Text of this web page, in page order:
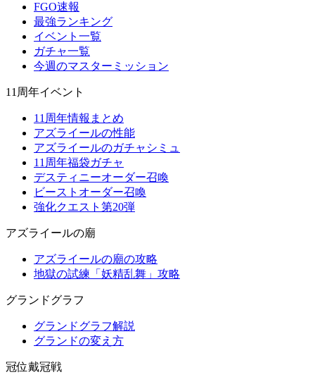
FGO速報
最強ランキング
イベント一覧
ガチャ一覧
今週のマスターミッション
11周年イベント
11周年情報まとめ
アズライールの性能
アズライールのガチャシミュ
11周年福袋ガチャ
デスティニーオーダー召喚
ビーストオーダー召喚
強化クエスト第20弾
アズライールの廟
アズライールの廟の攻略
地獄の試練「妖精乱舞」攻略
グランドグラフ
グランドグラフ解説
グランドの変え方
冠位戴冠戦